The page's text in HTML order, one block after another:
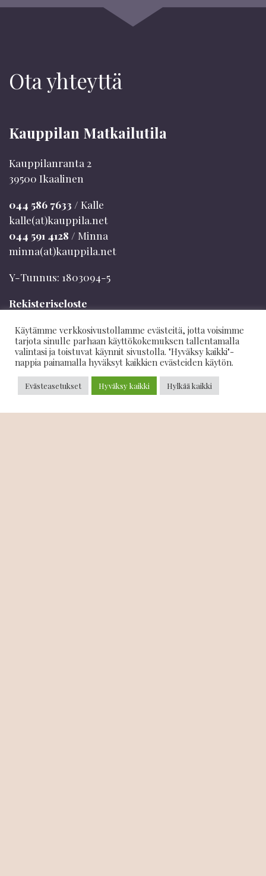
Ota yhteyttä
Kauppilan Matkailutila
Kauppilanranta 2
39500 Ikaalinen
044 586 7633 / Kalle
kalle(at)kauppila.net
044 591 4128 / Minna
minna(at)kauppila.net
Y-Tunnus: 1803094-5
Rekisteriseloste
Mökinvaraajan info
Varaus- ja peruutusehdot
Jätä viesti
Soita: 044 586 7633
Käytämme verkkosivustollamme evästeitä, jotta voisimme
tarjota sinulle parhaan käyttökokemuksen tallentamalla
valintasi ja toistuvat käynnit sivustolla. "Hyväksy kaikki"-
nappia painamalla hyväksyt kaikkien evästeiden käytön.
Evästeasetukset Hyväksy kaikki Hylkää kaikki